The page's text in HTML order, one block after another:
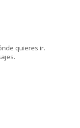
quieres ir.